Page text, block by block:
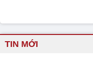
TIN MỚI